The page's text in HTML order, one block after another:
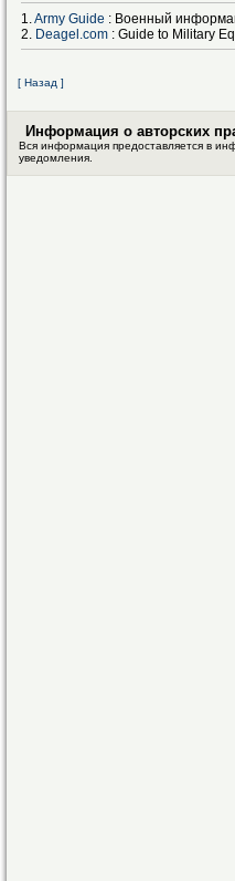
1.Army Guide : Военный
2. Deagel.com : Guide to Military
[ Назад ]
Информация о авторских
Вся информация предоставляется в
уведомления.